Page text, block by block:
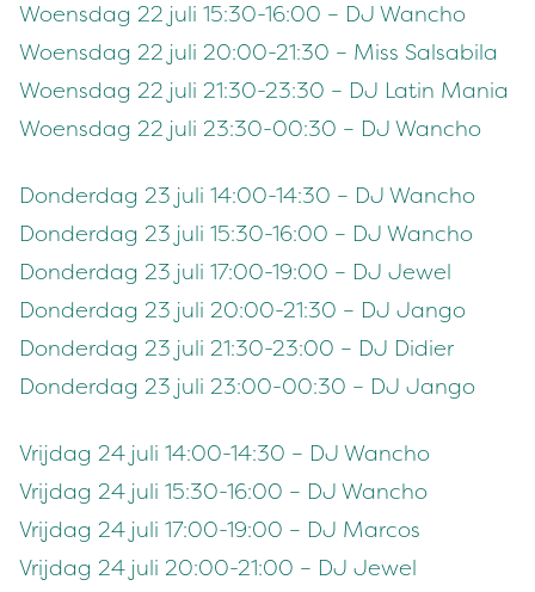
Woensdag 22 juli 15:30-16:00 – DJ Wancho
Woensdag 22 juli 20:00-21:30 – Miss Salsabila
Woensdag 22 juli 21:30-23:30 – DJ Latin Mania
Woensdag 22 juli 23:30-00:30 – DJ Wancho
Donderdag 23 juli 14:00-14:30 – DJ Wancho
Donderdag 23 juli 15:30-16:00 – DJ Wancho
Donderdag 23 juli 17:00-19:00 – DJ Jewel
Donderdag 23 juli 20:00-21:30 – DJ Jango
Donderdag 23 juli 21:30-23:00 – DJ Didier
Donderdag 23 juli 23:00-00:30 – DJ Jango
Vrijdag 24 juli 14:00-14:30 – DJ Wancho
Vrijdag 24 juli 15:30-16:00 – DJ Wancho
Vrijdag 24 juli 17:00-19:00 – DJ Marcos
Vrijdag 24 juli 20:00-21:00 – DJ Jewel